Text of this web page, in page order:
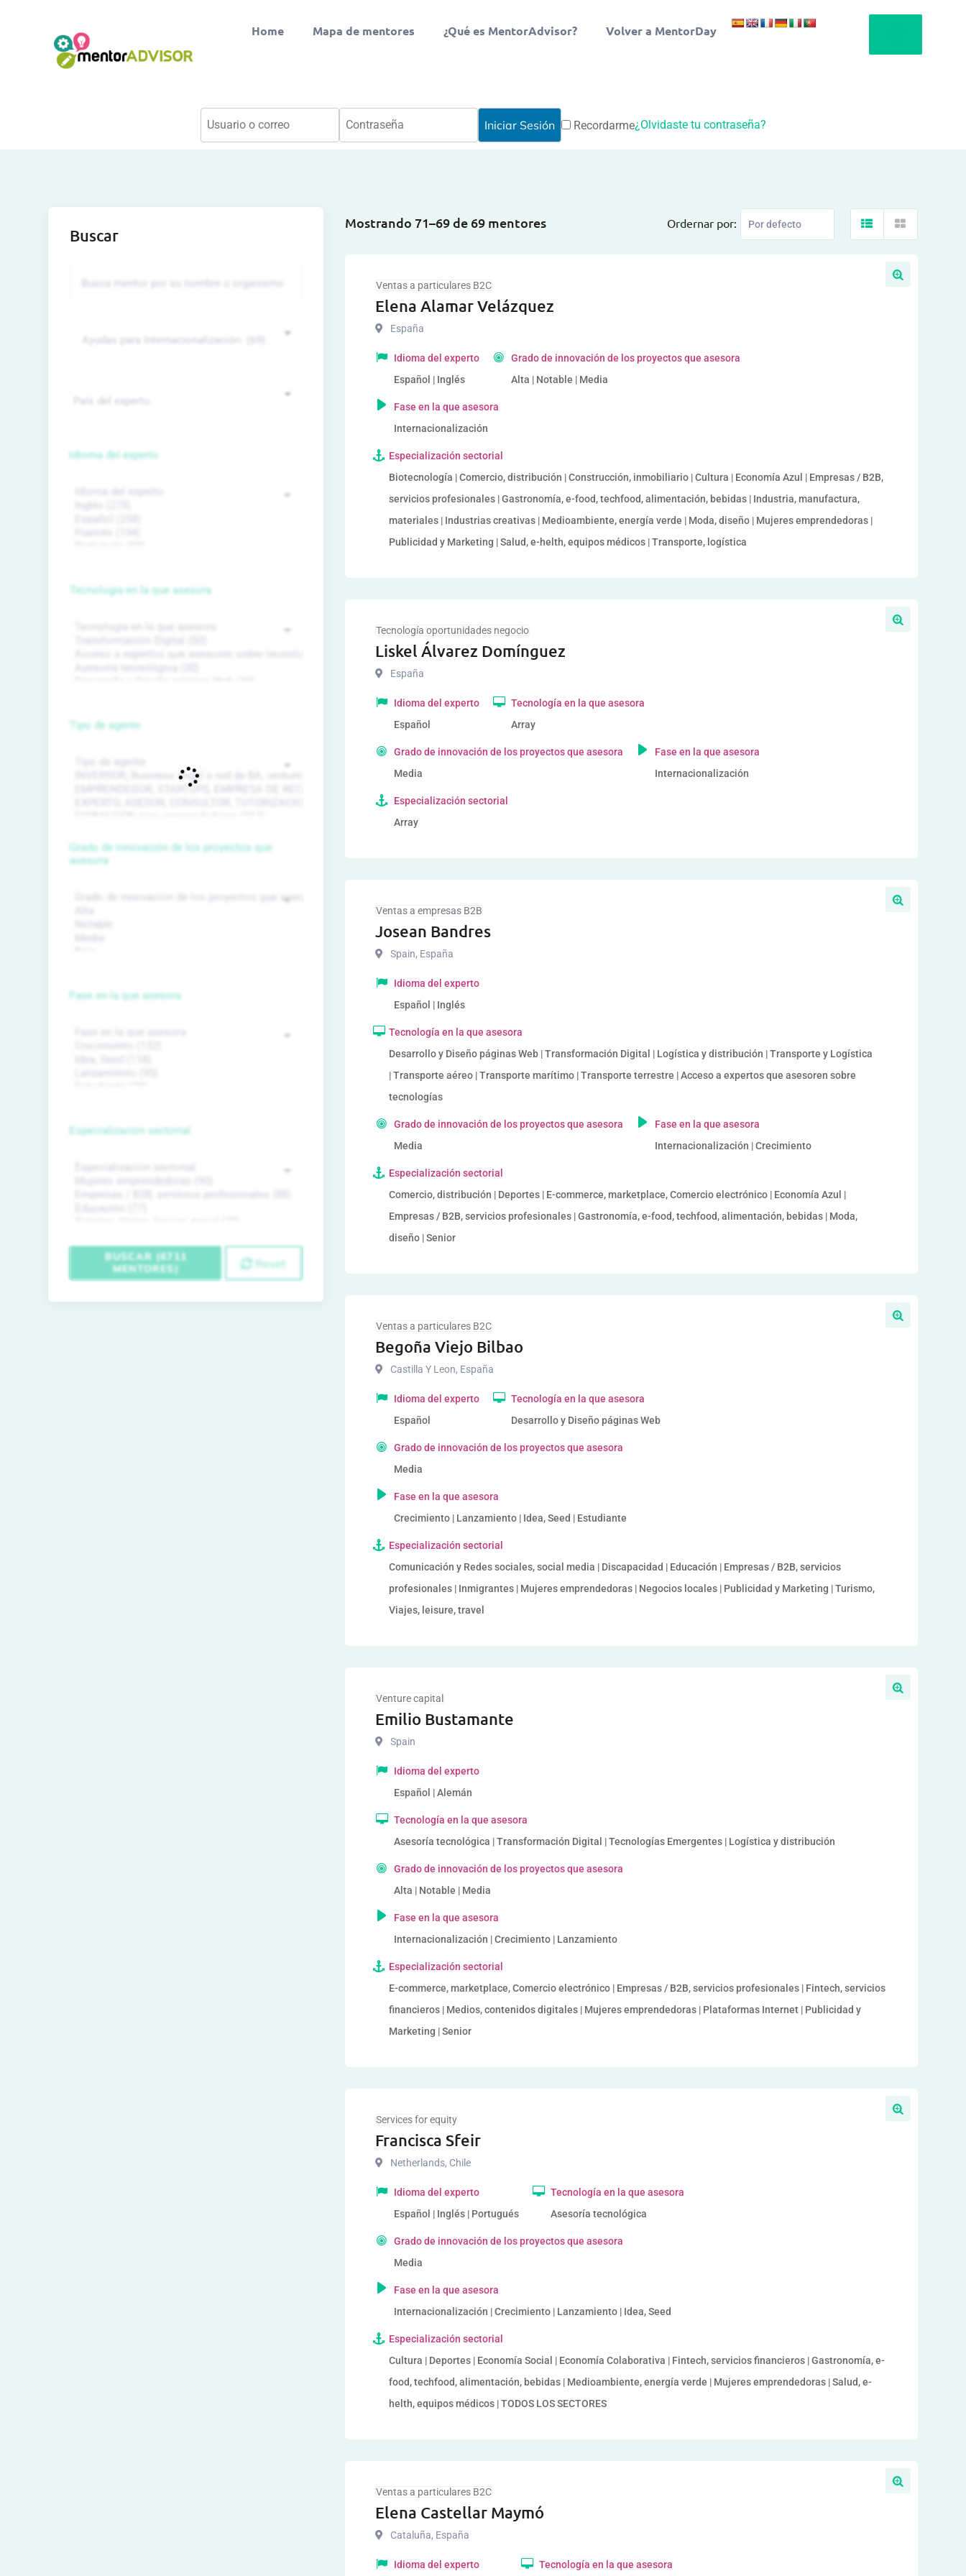
Home Mapa de mentores ¿Qué es MentorAdvisor? Volver a MentorDay
Recordarme¿Olvidaste tu contraseña?
Mostrando 71–69 de 69 mentores Ordernar por:
Ventas a particulares B2C
Elena Alamar Velázquez
España
Idioma del experto
Español | Inglés
Grado de innovación de los proyectos que asesora
Alta | Notable | Media
Fase en la que asesora
Internacionalización
Especialización sectorial
Biotecnología | Comercio, distribución | Construcción, inmobiliario | Cultura | Economía Azul | Empresas / B2B,
servicios profesionales | Gastronomía, e-food, techfood, alimentación, bebidas | Industria, manufactura,
materiales | Industrias creativas | Medioambiente, energía verde | Moda, diseño | Mujeres emprendedoras |
Publicidad y Marketing | Salud, e-helth, equipos médicos | Transporte, logística
Tecnología oportunidades negocio
Liskel Álvarez Domínguez
España
Idioma del experto
Español
Tecnología en la que asesora
Array
Grado de innovación de los proyectos que asesora
Media
Fase en la que asesora
Internacionalización
Especialización sectorial
Array
Ventas a empresas B2B
Josean Bandres
Spain, España
Idioma del experto
Español | Inglés
Tecnología en la que asesora
Desarrollo y Diseño páginas Web | Transformación Digital | Logística y distribución | Transporte y Logística
| Transporte aéreo | Transporte marítimo | Transporte terrestre | Acceso a expertos que asesoren sobre
tecnologías
Grado de innovación de los proyectos que asesora
Media
Fase en la que asesora
Internacionalización | Crecimiento
Especialización sectorial
Comercio, distribución | Deportes | E-commerce, marketplace, Comercio electrónico | Economía Azul |
Empresas / B2B, servicios profesionales | Gastronomía, e-food, techfood, alimentación, bebidas | Moda,
diseño | Senior
Ventas a particulares B2C
Begoña Viejo Bilbao
Castilla Y Leon, España
Idioma del experto
Español
Tecnología en la que asesora
Desarrollo y Diseño páginas Web
Grado de innovación de los proyectos que asesora
Media
Fase en la que asesora
Crecimiento | Lanzamiento | Idea, Seed | Estudiante
Especialización sectorial
Comunicación y Redes sociales, social media | Discapacidad | Educación | Empresas / B2B, servicios
profesionales | Inmigrantes | Mujeres emprendedoras | Negocios locales | Publicidad y Marketing | Turismo,
Viajes, leisure, travel
Venture capital
Emilio Bustamante
Spain
Idioma del experto
Español | Alemán
Tecnología en la que asesora
Asesoría tecnológica | Transformación Digital | Tecnologías Emergentes | Logística y distribución
Grado de innovación de los proyectos que asesora
Alta | Notable | Media
Fase en la que asesora
Internacionalización | Crecimiento | Lanzamiento
Especialización sectorial
E-commerce, marketplace, Comercio electrónico | Empresas / B2B, servicios profesionales | Fintech, servicios
financieros | Medios, contenidos digitales | Mujeres emprendedoras | Plataformas Internet | Publicidad y
Marketing | Senior
Services for equity
Francisca Sfeir
Netherlands, Chile
Idioma del experto
Español | Inglés | Portugués
Tecnología en la que asesora
Asesoría tecnológica
Grado de innovación de los proyectos que asesora
Media
Fase en la que asesora
Internacionalización | Crecimiento | Lanzamiento | Idea, Seed
Especialización sectorial
Cultura | Deportes | Economía Social | Economía Colaborativa | Fintech, servicios financieros | Gastronomía, e-
food, techfood, alimentación, bebidas | Medioambiente, energía verde | Mujeres emprendedoras | Salud, e-
helth, equipos médicos | TODOS LOS SECTORES
Ventas a particulares B2C
Elena Castellar Maymó
Cataluña, España
Idioma del experto Tecnología en la que asesora
Buscar
Idioma del experto
Tecnología en la que asesora
Tipo de agente
Grado de innovación de los proyectos que
asesora
Fase en la que asesora
Especialización sectorial
BUSCAR (6711
MENTORES)
Reset